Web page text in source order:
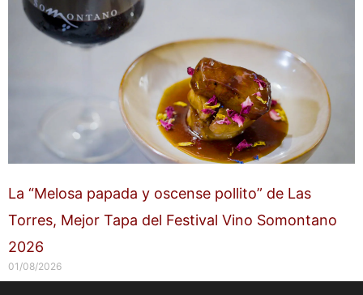
La “Melosa papada y oscense pollito” de Las
Torres, Mejor Tapa del Festival Vino Somontano
2026
01/08/2026